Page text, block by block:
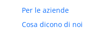
Per le aziende
Cosa dicono di noi